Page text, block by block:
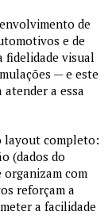
de
e de
fidelidade visual
— e este
a essa
layout completo:
(dados do
com
reforçam a
a facilidade